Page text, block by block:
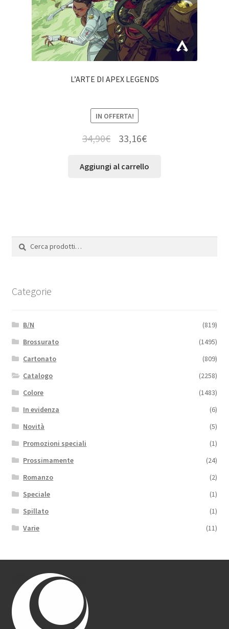
L’ARTE DI APEX LEGENDS
IN OFFERTA!
34,90€ 33,16€
Aggiungi al carrello
Categorie
B/N
(819)
Brossurato
(1495)
Cartonato
(809)
Catalogo
(2258)
Colore
(1483)
In evidenza
(6)
Novità
(5)
Promozioni speciali
(1)
Prossimamente
(24)
Romanzo
(2)
Speciale
(1)
Spillato
(1)
Varie
(11)